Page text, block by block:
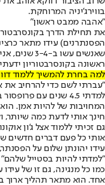
בווירג'יניה המרוחקת.
"אהבה ממבט ראשון"
הפסנתרנים) עידו מתאר
שאנשים עשו
ראשונה בקונסרבטוריון
למה בחרת להמשיך ללמוד
"עברתי לשם כדי להרחיב את
למדתי 4.5 שנים עם
המחויבות של להיות אמן.
חינך אותי לדעת כמה שיותר,
גם זכיתי ללמוד אצל ג'ון
אותי כל פעם דברים חדשים
עידו יהונתן שלום על
"למדתי להיות בסטייל שלהם"
כמו כל מנגינה, גם זו של
אחד. הוא מתאר תהליך ארוך